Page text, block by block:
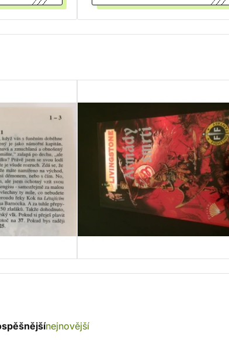
nejnovější